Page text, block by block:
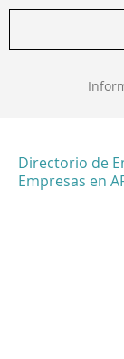
Directorio de
Empresas en